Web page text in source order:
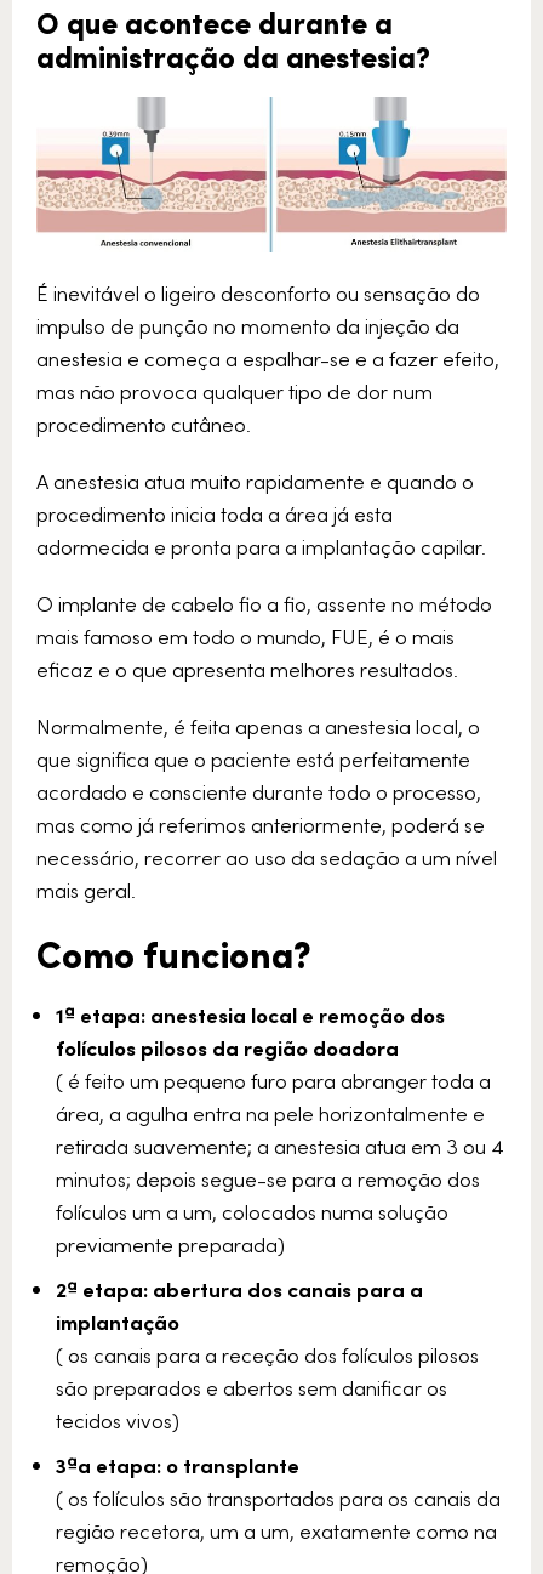
O que acontece durante a
administração da anestesia?
É inevitável o ligeiro desconforto ou sensação do
impulso de punção no momento da injeção da
anestesia e começa a espalhar-se e a fazer efeito,
mas não provoca qualquer tipo de dor num
procedimento cutâneo.
A anestesia atua muito rapidamente e quando o
procedimento inicia toda a área já esta
adormecida e pronta para a implantação capilar.
O implante de cabelo fio a fio, assente no método
mais famoso em todo o mundo, FUE, é o mais
eficaz e o que apresenta melhores resultados.
Normalmente, é feita apenas a anestesia local, o
que significa que o paciente está perfeitamente
acordado e consciente durante todo o processo,
mas como já referimos anteriormente, poderá se
necessário, recorrer ao uso da sedação a um nível
mais geral.
Como funciona?
1ª etapa: anestesia local e remoção dos
folículos pilosos da região doadora
( é feito um pequeno furo para abranger toda a
área, a agulha entra na pele horizontalmente e
retirada suavemente; a anestesia atua em 3 ou 4
minutos; depois segue-se para a remoção dos
folículos um a um, colocados numa solução
previamente preparada)
2ª etapa: abertura dos canais para a
implantação
( os canais para a receção dos folículos pilosos
são preparados e abertos sem danificar os
tecidos vivos)
3ªa etapa: o transplante
( os folículos são transportados para os canais da
região recetora, um a um, exatamente como na
remoção)